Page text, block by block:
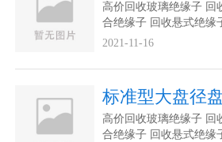
高价回收玻璃绝缘子 回
合绝缘子 回收悬式绝缘
司常年回收各种绝缘子
电瓷绝缘子。回收型号
XP-100，XP-120，XP-
XWP-...
2021-11-16
标准型大盘径
高价回收玻璃绝缘子 回
合绝缘子 回收悬式绝缘